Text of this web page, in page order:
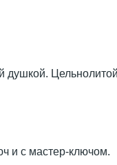
душкой.
и с мастер-ключом.